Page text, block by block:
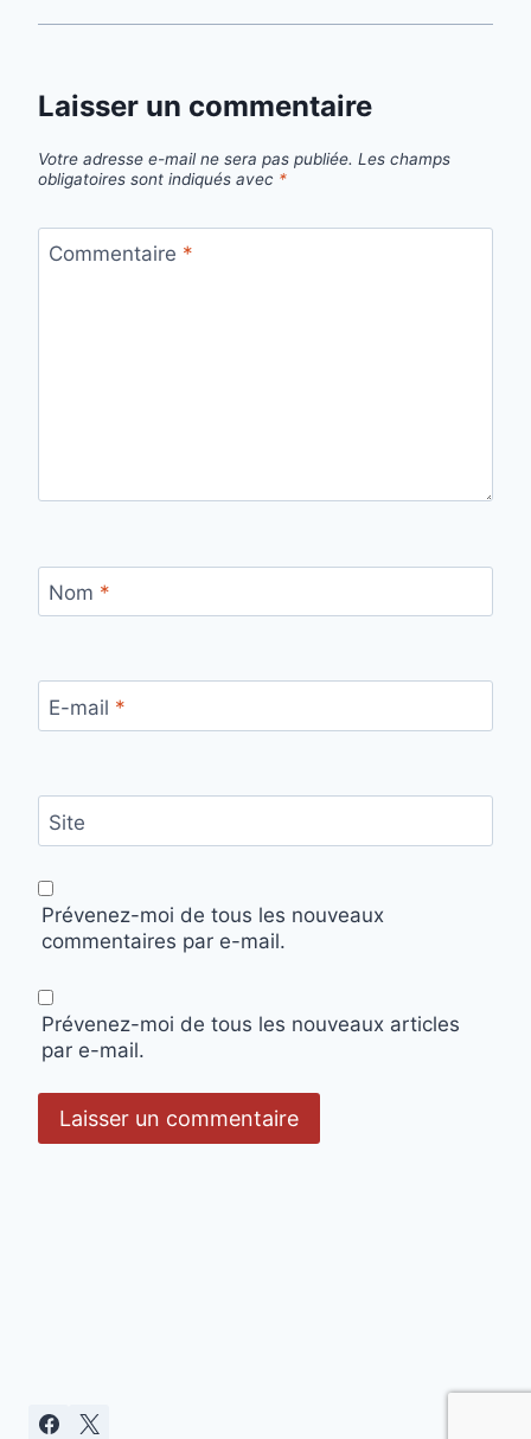
Laisser un commentaire
Votre adresse e-mail ne sera pas publiée. Les champs
obligatoires sont indiqués avec *
Commentaire *
Nom *
E-mail *
Site
Prévenez-moi de tous les nouveaux
commentaires par e-mail.
Prévenez-moi de tous les nouveaux articles
par e-mail.